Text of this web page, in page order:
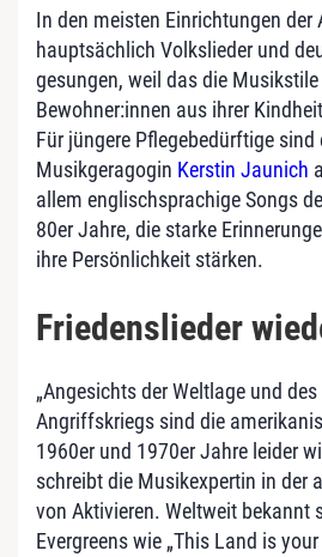
In den meisten Einrichtungen der
hauptsächlich Volkslieder und
gesungen, weil das die
Bewohner:innen aus ihrer
Für jüngere Pflegebedürftige sind
Musikgeragogin Kerstin Jaunich
allem englischsprachige Songs
80er Jahre, die starke
ihre Persönlichkeit stärken.
Friedenslieder
„Angesichts der Weltlage und
Angriffskriegs sind die
1960er und 1970er Jahre leider
schreibt die Musikexpertin in der
von Aktivieren. Weltweit bekannt
Evergreens wie „This Land is